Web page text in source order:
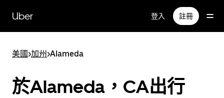
Uber 登入 註冊
美國>加州>Alameda
於Alameda，CA出行